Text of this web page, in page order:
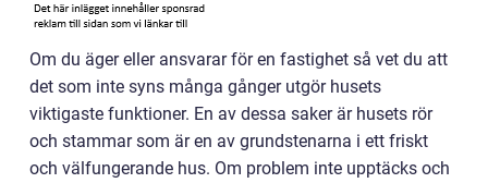
Om du äger eller ansvarar för en fastighet så vet du att
det som inte syns många gånger utgör husets
viktigaste funktioner. En av dessa saker är husets rör
och stammar som är en av grundstenarna i ett friskt
och välfungerande hus. Om problem inte upptäcks och